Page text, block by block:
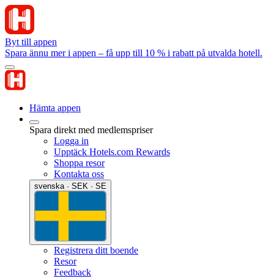
Byt till appen
Spara ännu mer i appen – få upp till 10 % i rabatt på utvalda hotell.
Hämta appen
Spara direkt med medlemspriser
Logga in
Upptäck Hotels.com Rewards
Shoppa resor
Kontakta oss
svenska · SEK · SE
Registrera ditt boende
Resor
Feedback